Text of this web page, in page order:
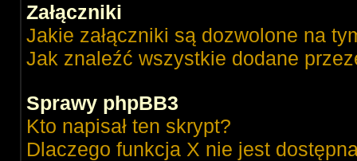
Załączniki
Jakie załączniki są dozwolone na
Jak znaleźć wszystkie dodane
Sprawy phpBB3
Kto napisał ten skrypt?
Dlaczego funkcja X nie jest